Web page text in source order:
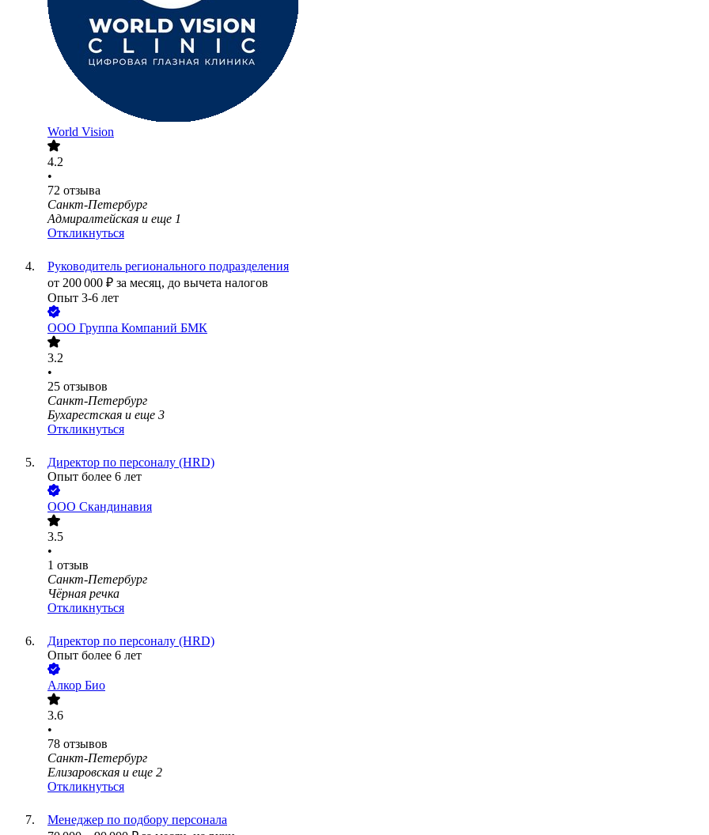
World Vision
4.2
•
72 отзыва
Санкт-Петербург
Адмиралтейская и еще 1
Откликнуться
Руководитель регионального подразделения
от 200 000 ₽ за месяц, до вычета налогов
Опыт 3-6 лет
ООО Группа Компаний БМК
3.2
•
25 отзывов
Санкт-Петербург
Бухарестская и еще 3
Откликнуться
Директор по персоналу (HRD)
Опыт более 6 лет
ООО Скандинавия
3.5
•
1 отзыв
Санкт-Петербург
Чёрная речка
Откликнуться
Директор по персоналу (HRD)
Опыт более 6 лет
Алкор Био
3.6
•
78 отзывов
Санкт-Петербург
Елизаровская и еще 2
Откликнуться
Менеджер по подбору персонала